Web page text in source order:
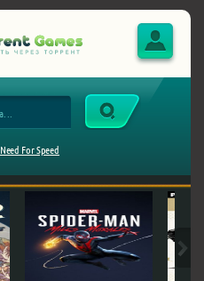
Need For Speed